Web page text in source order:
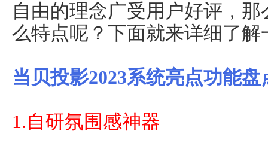
自由的理念广受用户好评，
么特点呢？下面就来详细了解
当贝投影2023系统亮点功能盘
1.自研氛围感神器